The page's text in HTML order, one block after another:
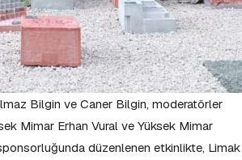
Bilgin ve Caner Bilgin, moderatörler
Mimar Erhan Vural ve Yüksek Mimar
düzenlenen etkinlikte, Limak